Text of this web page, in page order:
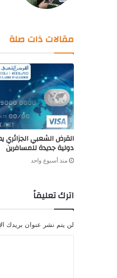
مقالات ذات صلة
القرض الشعبي الجزائري
دولية جديدة للمسافرين
منذ أسبوع واحد
اترك تعليقاً
لن يتم نشر عنوان بريدك